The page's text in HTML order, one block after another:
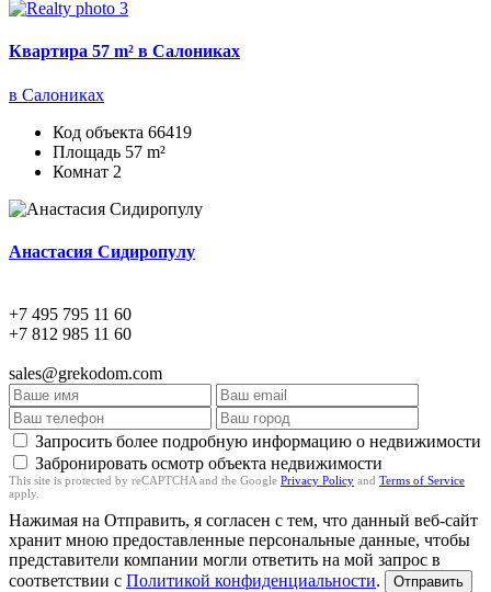
Квартира 57 m² в Салониках
в Салониках
Код объекта 66419
Площадь 57 m²
Комнат 2
Анастасия Сидиропулу
+7 495 795 11 60
+7 812 985 11 60
sales@grekodom.com
Запросить более подробную информацию о недвижимости
Забронировать осмотр объекта недвижимости
This site is protected by reCAPTCHA and the Google Privacy Policy and Terms of Service
apply.
Нажимая на Отправить, я согласен с тем, что данный веб-сайт
хранит мною предоставленные персональные данные, чтобы
представители компании могли ответить на мой запрос в
соответствии с Политикой конфиденциальности. Отправить